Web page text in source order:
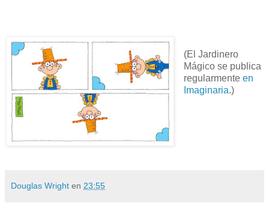
(El Jardinero
Mágico se publica
regularmente en
Imaginaria.)
Douglas Wright en 23:55